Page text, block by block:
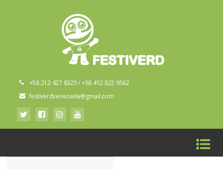
+58 212 427 8325 / +58 412 822 9562
festiverdvenezuela@gmail.com